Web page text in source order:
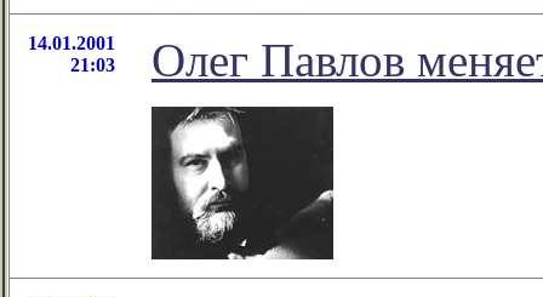
14.01.2001
21:03
Олег Павлов